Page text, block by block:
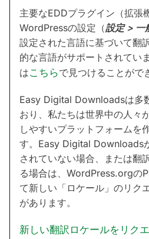
主要なEDDプラグイン（拡張
WordPressの設定（設定 > 一
設定された言語に基づいて翻
的な言語がサポートされてい
はこちらで見つけることがで
Easy Digital Downloadsは多
おり、私たちは世界中の人々
しやすいプラットフォームを
す。Easy Digital Downloads
されていない場合、または翻
る場合は、WordPress.orgの
て新しい「ロケール」のリク
があります。
新しい翻訳ロケールをリク